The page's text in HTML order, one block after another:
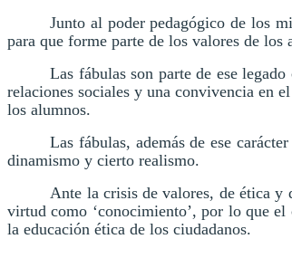
Junto al poder pedagógico de los
para que forme parte de los valores de los
Las fábulas son parte de ese
relaciones sociales y una convivencia en
los alumnos.
Las fábulas, además de ese
dinamismo y cierto realismo.
Ante la crisis de valores, de ética y
virtud como ‘conocimiento’, por lo que
la educación ética de los ciudadanos.